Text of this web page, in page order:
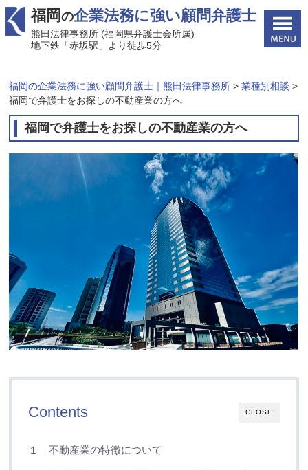
福岡の企業法務に強い顧問弁護士
熊田法律事務所 (福岡県弁護士会所属)
地下鉄「赤坂駅」より徒歩5分
福岡の企業法務に強い顧問弁護士｜熊田法律事務所 >業種別相談 >
福岡で弁護士をお探しの不動産業の方へ
福岡で弁護士をお探しの不動産業の方へ
CLOSE
Contents
１ 不動産業の特徴について